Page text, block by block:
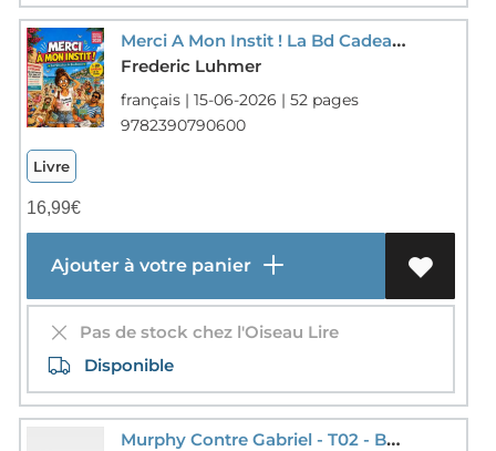
Merci A Mon Instit ! La Bd Cadeau De Fin D'annee (edition 2027)
Frederic Luhmer
français | 15-06-2026 | 52 pages
9782390790600
Livre
16,99€
Ajouter à votre panier
Pas de stock chez l'Oiseau Lire
Disponible
Murphy Contre Gabriel - T02 - Bd La Loi De Murphy Pour Enfant Expliquee Avec Humour - Murphy Contre